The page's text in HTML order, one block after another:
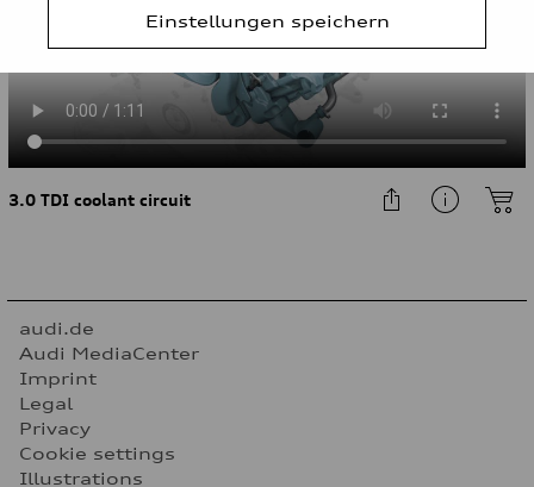
3.0 TDI coolant circuit
audi.de
Audi MediaCenter
Imprint
Legal
Privacy
Cookie settings
Illustrations
Einstellungen speichern